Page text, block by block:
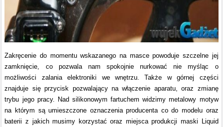
Zakręcenie do momentu wskazanego na masce powoduje szczelne jej
zamknięcie, co pozwala nam spokojnie nurkować nie myśląc o
możliwości zalania elektroniki we wnętrzu. Także w górnej części
znajduje się przycisk pozwalający na włączenie aparatu, oraz zmianę
trybu jego pracy. Nad silikonowym fartuchem widzimy metalowy motyw
na którym są umieszczone oznaczenia producenta co do modelu oraz
baterii z jakich musimy korzystać oraz miejsca produkcji maski Liquid